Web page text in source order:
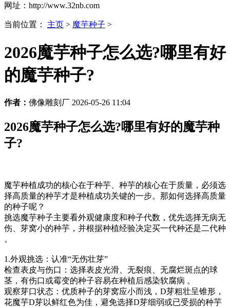
网址：http://www.32nb.com
当前位置： 主页 > 魔芋种子 >
2026魔芋种子怎么选?哪里有好
的魔芋种子?
作者： 佛像雕刻厂 2026-05-26 11:04
2026魔芋种子怎么选?哪里有好的魔芋种
子?
魔芋种植成功的核心在于种芋、种芋的核心在于质量，必须选
择高质量的种芋才是种植成功关键的一步。那如何选择高质量
的种子呢？
挑选魔芋种子主要看‌外观健康度‌和‌种子代数‌，优先选择无病无
伤、芽窝小的种芋，并根据种植经验决定买一代种还是二代种
。‌‌‌
1.外观挑选：认准“无伤壮芽”
‌检查表皮与伤口‌：选择表皮光滑、无裂痕、无腐烂斑点的球
茎，有伤口或霉变的种子容易在种植后感染软腐病 。
‌观察芽口状态‌：优质种子的芽窝应小而浅，D芽粗壮呈锥形，
花魔芋D芽以鲜红色为佳，避免选择D芽细弱或已受损的种芋